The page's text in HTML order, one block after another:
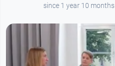
since 1 year 10 months